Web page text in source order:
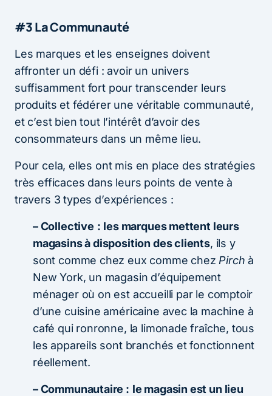
#3 La Communauté
Les marques et les enseignes doivent
affronter un défi : avoir un univers
suffisamment fort pour transcender leurs
produits et fédérer une véritable communauté,
et c’est bien tout l’intérêt d’avoir des
consommateurs dans un même lieu.
Pour cela, elles ont mis en place des stratégies
très efficaces dans leurs points de vente à
travers 3 types d’expériences :
– Collective : les marques mettent leurs
magasins à disposition des clients, ils y
sont comme chez eux comme chez Pirch à
New York, un magasin d’équipement
ménager où on est accueilli par le comptoir
d’une cuisine américaine avec la machine à
café qui ronronne, la limonade fraîche, tous
les appareils sont branchés et fonctionnent
réellement.
– Communautaire : le magasin est un lieu